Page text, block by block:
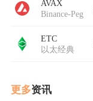
AVAX
Binance-Peg
ETC
以太经典
更多资讯